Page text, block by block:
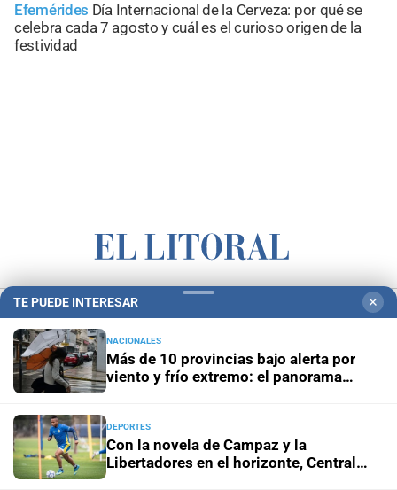
Efemérides Día Internacional de la Cerveza: por qué se
celebra cada 7 agosto y cuál es el curioso origen de la
festividad
Campolitoral Revista Nosotros
CYD Litoral
Podcasts Mirador Provincial
Notife
Educacion SF
TE PUEDE INTERESAR ✕
NACIONALES
Más de 10 provincias bajo alerta por
viento y frío extremo: el panorama
DEPORTES
Con la novela de Campaz y la
Libertadores en el horizonte, Central